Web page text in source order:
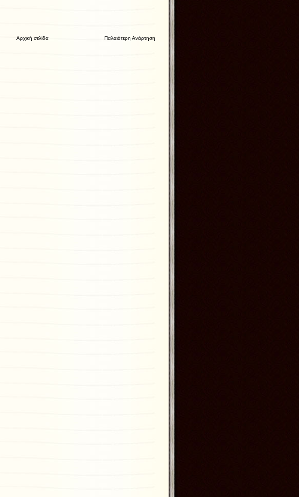
Παλαιότερη Ανάρτηση
Αρχική σελίδα